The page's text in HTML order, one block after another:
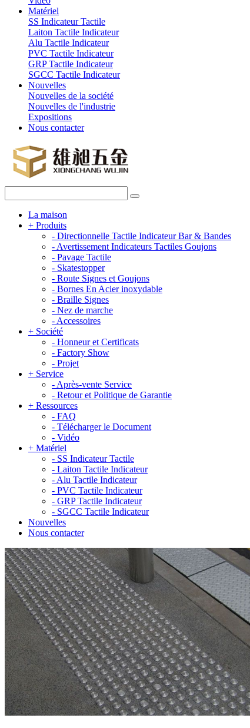
Matériel
SS Indicateur Tactile
Laiton Tactile Indicateur
Alu Tactile Indicateur
PVC Tactile Indicateur
GRP Tactile Indicateur
SGCC Tactile Indicateur
Nouvelles
Nouvelles de la société
Nouvelles de l'industrie
Expositions
Nous contacter
La maison
+ Produits
- Directionnelle Tactile Indicateur Bar & Bandes
- Avertissement Indicateurs Tactiles Goujons
- Pavage Tactile
- Skatestopper
- Route Signes et Goujons
- Bornes En Acier inoxydable
- Braille Signes
- Nez de marche
- Accessoires
+ Société
- Honneur et Certificats
- Factory Show
- Projet
+ Service
- Après-vente Service
- Retour et Politique de Garantie
+ Ressources
- FAQ
- Télécharger le Document
- Vidéo
+ Matériel
- SS Indicateur Tactile
- Laiton Tactile Indicateur
- Alu Tactile Indicateur
- PVC Tactile Indicateur
- GRP Tactile Indicateur
- SGCC Tactile Indicateur
Nouvelles
Nous contacter